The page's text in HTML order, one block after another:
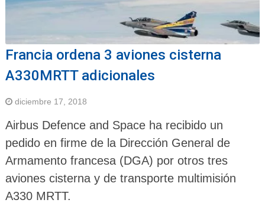
Francia ordena 3 aviones cisterna
A330MRTT adicionales
diciembre 17, 2018
Airbus Defence and Space ha recibido un
pedido en firme de la Dirección General de
Armamento francesa (DGA) por otros tres
aviones cisterna y de transporte multimisión
A330 MRTT.